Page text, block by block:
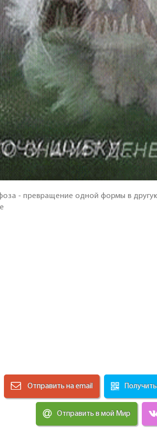
- превращение одной формы в
Отправить на email
Отправить в мой Мир